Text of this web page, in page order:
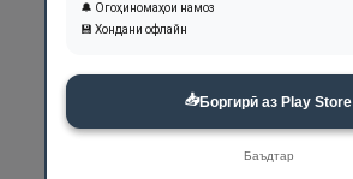
🔔 Огоҳиномаҳои намоз
💾 Хондани офлайн
📥Боргирӣ аз Play Store
Баъдтар